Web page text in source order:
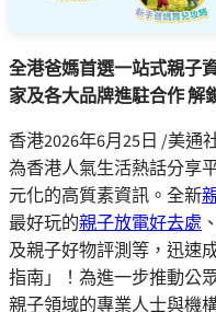
全港爸媽首選一站式親子
家及各大品牌進駐合作 解
香港2026年6月25日 /美通
為香港人氣生活熱話分享
元化的高質素資訊。全新
最好玩的親子放電好去處
及親子好物評測等，迅速
指南」！為進一步推動公
親子領域的專業人士與機